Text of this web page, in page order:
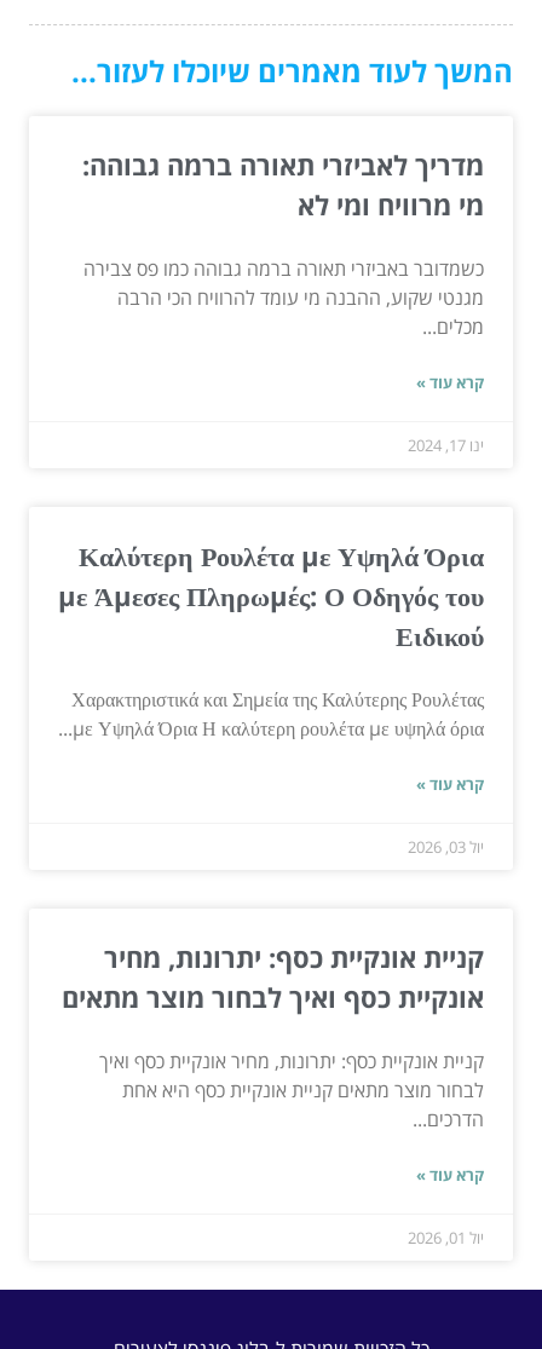
המשך לעוד מאמרים שיוכלו לעזור...
מדריך לאביזרי תאורה ברמה גבוהה:
מי מרוויח ומי לא
כשמדובר באביזרי תאורה ברמה גבוהה כמו פס צבירה
מגנטי שקוע, ההבנה מי עומד להרוויח הכי הרבה
מכלים...
קרא עוד »
ינו 17, 2024
Καλύτερη Ρουλέτα με Υψηλά Όρια
με Άμεσες Πληρωμές: Ο Οδηγός του
Ειδικού
Χαρακτηριστικά και Σημεία της Καλύτερης Ρουλέτας
με Υψηλά Όρια Η καλύτερη ρουλέτα με υψηλά όρια...
קרא עוד »
יול 03, 2026
קניית אונקיית כסף: יתרונות, מחיר
אונקיית כסף ואיך לבחור מוצר מתאים
קניית אונקיית כסף: יתרונות, מחיר אונקיית כסף ואיך
לבחור מוצר מתאים קניית אונקיית כסף היא אחת
הדרכים...
קרא עוד »
יול 01, 2026